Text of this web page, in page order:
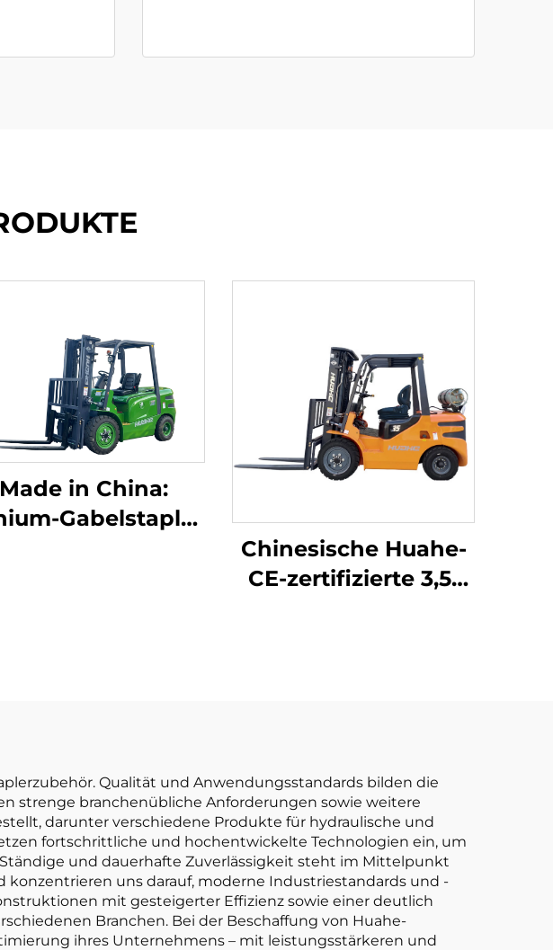
Made in China:
Gabelstapler
Chinesische Huahe-
CE-zertifizierte 3,5-
Qualität und Anwendungsstandards bilden die
strenge branchenübliche Anforderungen sowie weitere
darunter verschiedene Produkte für hydraulische und
fortschrittliche und hochentwickelte Technologien ein, um
und dauerhafte Zuverlässigkeit steht im Mittelpunkt
uns darauf, moderne Industriestandards und -
mit gesteigerter Effizienz sowie einer deutlich
Branchen. Bei der Beschaffung von Huahe-
ihres Unternehmens – mit leistungsstärkeren und